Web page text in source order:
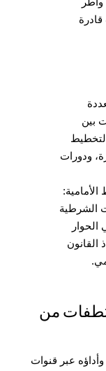
بين
ودورات
الشرطية
الحوار
القانون
أيار/مايو 2017: مقتطفات من
عبر قنوات